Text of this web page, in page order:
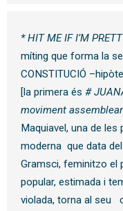
* HIT ME IF I’M PRETT
míting que forma la
CONSTITUCIÓ
[la primera és #
moviment
Maquiavel, una de
moderna que data del
Gramsci, feminitzo el
popular, estimada i
violada, torna al seu